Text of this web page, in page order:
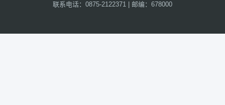
联系电话：0875-2122371 | 邮编：678000